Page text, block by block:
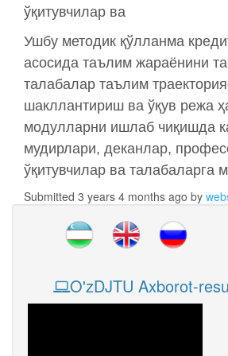
ўқитувчилар ва
Ушбу методик қўлланма
асосида таълим жараёнини
талабалар таълим
шакллантириш ва ўқув режа
модулларни ишлаб чиқишда
мудирлари, деканлар,
ўқитувчилар ва талабаларга
Submitted 3 years 4 months ago by
O'zDJTU Axborot-